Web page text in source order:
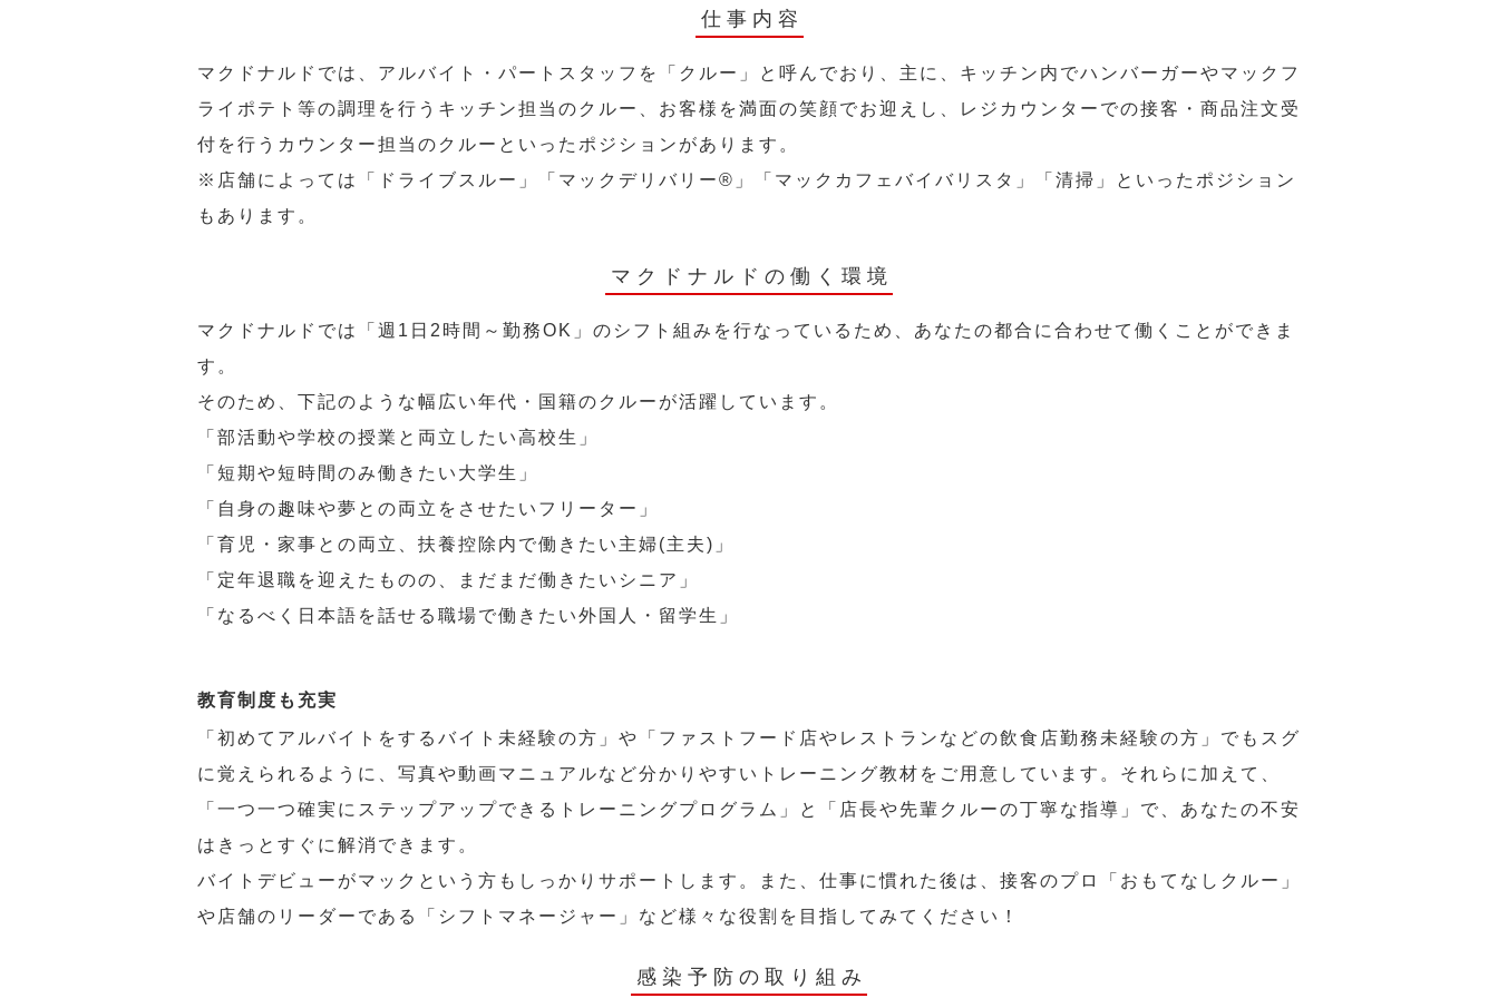
仕事内容
マクドナルドでは、アルバイト・パートスタッフを「クルー」と呼んでおり、主に、キッチン内でハンバーガーやマックフ
ライポテト等の調理を行うキッチン担当のクルー、お客様を満面の笑顔でお迎えし、レジカウンターでの接客・商品注文受
付を行うカウンター担当のクルーといったポジションがあります。
※店舗によっては「ドライブスルー」「マックデリバリー®︎」「マックカフェバイバリスタ」「清掃」といったポジション
もあります。
マクドナルドの働く環境
マクドナルドでは「週1日2時間～勤務OK」のシフト組みを行なっているため、あなたの都合に合わせて働くことができま
す。
そのため、下記のような幅広い年代・国籍のクルーが活躍しています。
「部活動や学校の授業と両立したい高校生」
「短期や短時間のみ働きたい大学生」
「自身の趣味や夢との両立をさせたいフリーター」
「育児・家事との両立、扶養控除内で働きたい主婦(主夫)」
「定年退職を迎えたものの、まだまだ働きたいシニア」
「なるべく日本語を話せる職場で働きたい外国人・留学生」
教育制度も充実
「初めてアルバイトをするバイト未経験の方」や「ファストフード店やレストランなどの飲食店勤務未経験の方」でもスグ
に覚えられるように、写真や動画マニュアルなど分かりやすいトレーニング教材をご用意しています。それらに加えて、
「一つ一つ確実にステップアップできるトレーニングプログラム」と「店長や先輩クルーの丁寧な指導」で、あなたの不安
はきっとすぐに解消できます。
バイトデビューがマックという方もしっかりサポートします。また、仕事に慣れた後は、接客のプロ「おもてなしクルー」
や店舗のリーダーである「シフトマネージャー」など様々な役割を目指してみてください！
感染予防の取り組み